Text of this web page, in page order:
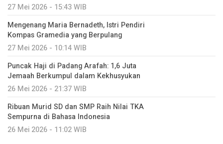
27 Mei 2026 - 15:43 WIB
Mengenang Maria Bernadeth, Istri Pendiri
Kompas Gramedia yang Berpulang
27 Mei 2026 - 10:14 WIB
Puncak Haji di Padang Arafah: 1,6 Juta
Jemaah Berkumpul dalam Kekhusyukan
26 Mei 2026 - 21:37 WIB
Ribuan Murid SD dan SMP Raih Nilai TKA
Sempurna di Bahasa Indonesia
26 Mei 2026 - 11:02 WIB